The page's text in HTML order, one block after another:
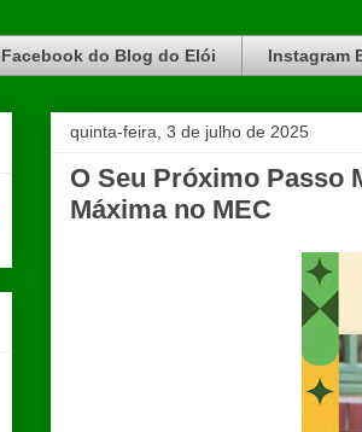
Facebook do Blog do Elói Instagram
quinta-feira, 3 de julho de 2025
O Seu Próximo Passo
Máxima no MEC